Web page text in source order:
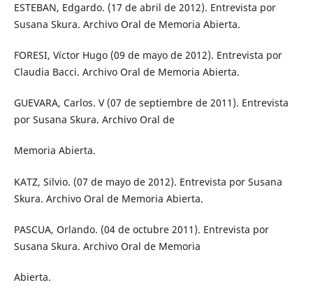
ESTEBAN, Edgardo. (17 de abril de 2012). Entrevista por
Susana Skura. Archivo Oral de Memoria Abierta.
FORESI, Víctor Hugo (09 de mayo de 2012). Entrevista por
Claudia Bacci. Archivo Oral de Memoria Abierta.
GUEVARA, Carlos. V (07 de septiembre de 2011). Entrevista
por Susana Skura. Archivo Oral de
Memoria Abierta.
KATZ, Silvio. (07 de mayo de 2012). Entrevista por Susana
Skura. Archivo Oral de Memoria Abierta.
PASCUA, Orlando. (04 de octubre 2011). Entrevista por
Susana Skura. Archivo Oral de Memoria
Abierta.